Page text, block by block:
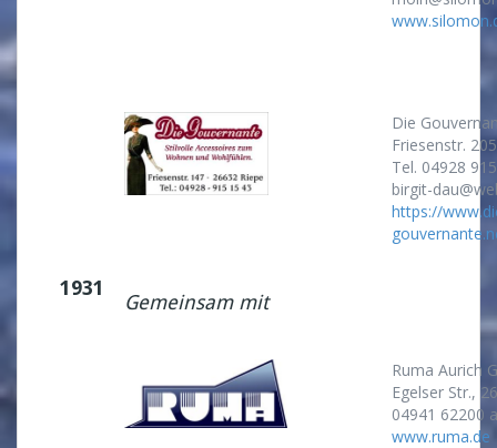
1931
Die
Friesenstr.
Tel. 04928
birgit-
https://
Gemeinsam mit
Ruma Aurich
Egelser Str.,
04941 62200
www.ruma.de